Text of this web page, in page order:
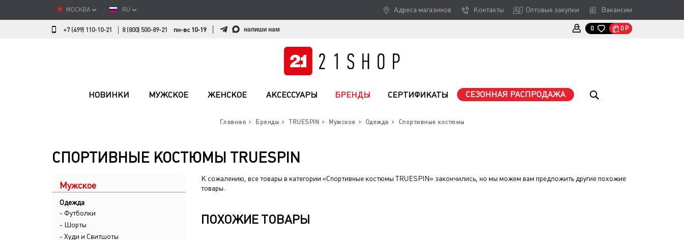
МОСКВА RU Адреса магазинов Контакты Оптовые закупки Вакансии
+7 (499) 110-10-21 8 (800) 500-89-21 пн-вс 10-19 напиши нам 0 0 Р
НОВИНКИ МУЖСКОЕ ЖЕНСКОЕ АКСЕССУАРЫ БРЕНДЫ СЕРТИФИКАТЫ СЕЗОННАЯ РАСПРОДАЖА
Главная Бренды TRUESPIN Мужское Одежда Спортивные костюмы
СПОРТИВНЫЕ КОСТЮМЫ TRUESPIN
Мужское
Одежда
- Футболки
- Шорты
- Худи и Свитшоты
К сожалению, все товары в категории «Спортивные костюмы TRUESPIN» закончились, но мы можем вам предложить другие похожие
товары.
ПОХОЖИЕ ТОВАРЫ